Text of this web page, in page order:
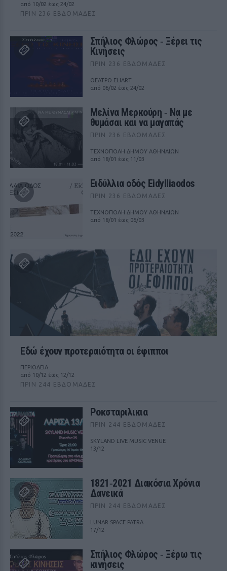
από 10/02 έως 24/02
ΠΡΙΝ 236 ΕΒΔΟΜΆΔΕΣ
Σπήλιος Φλώρος ‑ Ξέρει τις
Κινήσεις
ΠΡΙΝ 236 ΕΒΔΟΜΆΔΕΣ
ΘΕΑΤΡΟ ELIART
από 06/02 έως 24/02
Μελίνα Μερκούρη ‑ Να με
θυμάσαι και να μαγαπάς
ΠΡΙΝ 236 ΕΒΔΟΜΆΔΕΣ
ΤΕΧΝΟΠΟΛΗ ΔΗΜΟΥ ΑΘΗΝΑΙΩΝ
από 18/01 έως 11/03
Ειδύλλια οδός Eidylliaodos
ΠΡΙΝ 236 ΕΒΔΟΜΆΔΕΣ
ΤΕΧΝΟΠΟΛΗ ΔΗΜΟΥ ΑΘΗΝΑΙΩΝ
από 18/01 έως 06/03
Εδώ έχουν προτεραιότητα οι έφιπποι
ΠΕΡΙΟΔΕΙΑ
από 10/12 έως 12/12
ΠΡΙΝ 244 ΕΒΔΟΜΆΔΕΣ
Ροκσταριλικια
ΠΡΙΝ 244 ΕΒΔΟΜΆΔΕΣ
SKYLAND LIVE MUSIC VENUE
13/12
1821‑2021 Διακόσια Χρόνια
Δανεικά
ΠΡΙΝ 244 ΕΒΔΟΜΆΔΕΣ
LUNAR SPACE PATRA
17/12
Σπήλιος Φλώρος ‑ Ξέρω τις
κινήσεις